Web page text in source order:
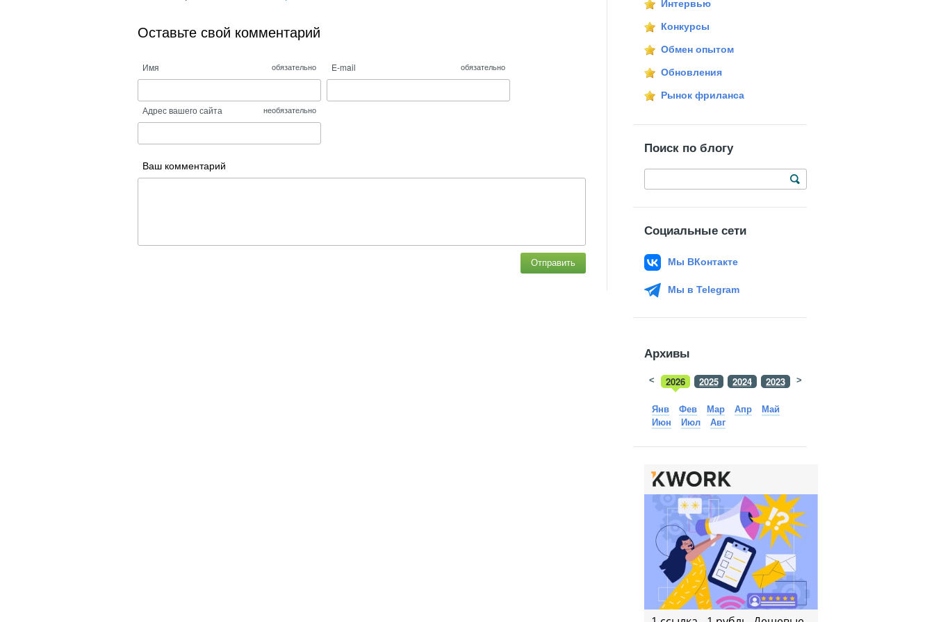
Оставьте свой комментарий
Имя обязательно E-mail обязательно
Адрес вашего сайта необязательно
Ваш комментарий
Отправить
Интервью
Конкурсы
Обмен опытом
Обновления
Рынок фриланса
Поиск по блогу
Социальные сети
Мы ВКонтакте
Мы в Telegram
Архивы
2026 2025 2024 2023 2022
< >
Янв Фев Мар Апр
Май
Июн
Июл Авг